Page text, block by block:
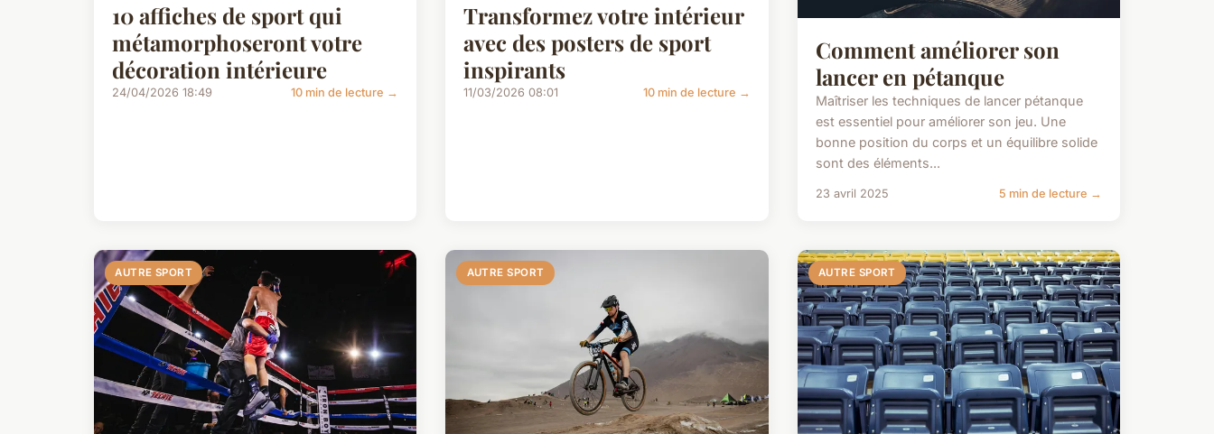
10 affiches de sport qui
métamorphoseront votre
décoration intérieure
24/04/2026 18:49 10 min de lecture →
Transformez votre intérieur
avec des posters de sport
inspirants
11/03/2026 08:01 10 min de lecture →
Comment améliorer son
lancer en pétanque
Maîtriser les techniques de lancer pétanque
est essentiel pour améliorer son jeu. Une
bonne position du corps et un équilibre solide
sont des éléments...
23 avril 2025 5 min de lecture →
AUTRE SPORT AUTRE SPORT AUTRE SPORT